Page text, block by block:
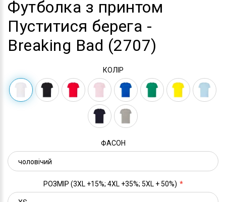
Футболка з принтом
Пуститися берега -
Breaking Bad (2707)
КОЛІР
ФАСОН
РОЗМІР (3XL +15%; 4XL +35%; 5XL + 50%)